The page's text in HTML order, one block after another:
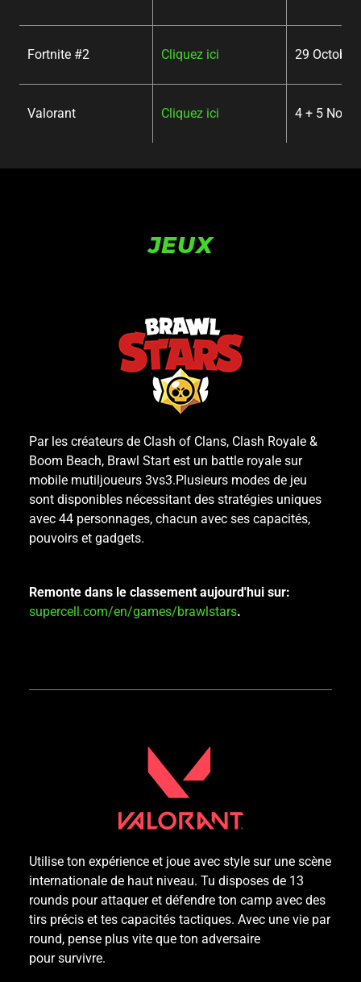
Fortnite #2 Cliquez ici 29 October
Valorant Cliquez ici 4 + 5
JEUX
Par les créateurs de Clash of Clans, Clash Royale &
Boom Beach, Brawl Start est un battle royale sur
mobile mutiljoueurs 3vs3.Plusieurs modes de jeu
sont disponibles nécessitant des stratégies uniques
avec 44 personnages, chacun avec ses capacités,
pouvoirs et gadgets.
Remonte dans le classement aujourd'hui sur:
supercell.com/en/games/brawlstars.
Utilise ton expérience et joue avec style sur une scène
internationale de haut niveau. Tu disposes de 13
rounds pour attaquer et défendre ton camp avec des
tirs précis et tes capacités tactiques. Avec une vie par
round, pense plus vite que ton adversaire
pour survivre.